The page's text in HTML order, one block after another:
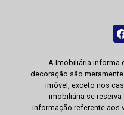
A Imobiliária informa
decoração são
imóvel, exceto nos
imobiliária se
informação referente aos